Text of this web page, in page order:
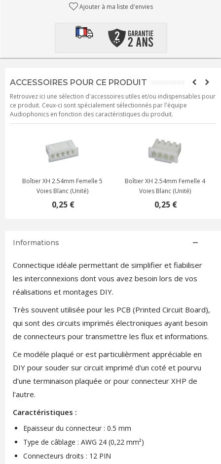
Ajouter à ma liste d'envies
ACCESSOIRES POUR CE PRODUIT
Retrouvez ici une sélection d'accessoires utiles et/ou indispensables pour
ce produit. Ceux-ci sont spécialement sélectionnés par l'équipe
Audiophonics en fonction des caractéristiques du produit.
Boîtier XH 2.54mm Femelle 5
Voies Blanc (Unité)
0,25 €
Boîtier XH 2.54mm Femelle 4
Voies Blanc (Unité)
0,25 €
Informations
Connectique idéale permettant de simplifier et fiabiliser
les interconnexions dont vous avez besoin lors de vos
réalisations et montages DIY.
Très souvent utilisée pour les PCB (Printed Circuit Board),
qui sont des circuits imprimés électroniques ayant besoin
de connecteurs pour transmettre les flux et informations.
Ce modéle plaqué or est particulièrment appréciable en
DIY pour souder sur circuit imprimé d'un coté et pourvu
d'une terminaison plaquée or pour connecteur XHP de
l'autre.
Caractéristiques :
Epaisseur du connecteur : 0.5 mm
Type de câblage : AWG 24 (0,22 mm²)
Connecteurs droits : 12 PIN